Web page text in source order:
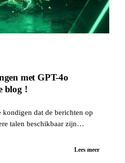
met GPT-4o
blog !
kondigen dat de berichten op
talen beschikbaar zijn
Lees meer